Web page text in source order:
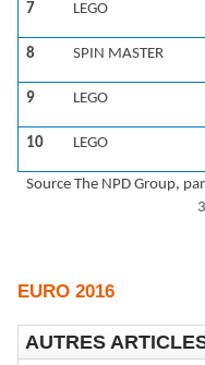
7 LEGO
8 SPIN MASTER
9 LEGO
10 LEGO
Source The NPD Group,
EURO 2016
AUTRES